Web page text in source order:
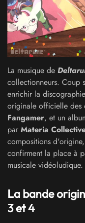
La musique de
collectionneurs. Coup
enrichir la
originale officielle des
Fangamer, et un
par Materia
compositions
confirment la place à
musicale vidéoludique.
La bande
3 et 4